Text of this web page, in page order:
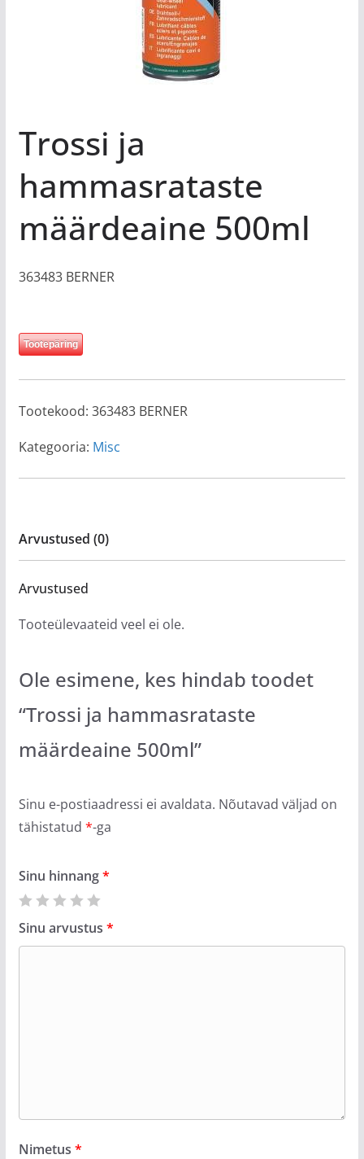
Trossi ja
hammasrataste
määrdeaine 500ml
363483 BERNER
Tootepäring
Tootekood: 363483 BERNER
Kategooria: Misc
Arvustused (0)
Arvustused
Tooteülevaateid veel ei ole.
Ole esimene, kes hindab toodet
“Trossi ja hammasrataste
määrdeaine 500ml”
Sinu e-postiaadressi ei avaldata. Nõutavad väljad on
tähistatud *-ga
Sinu hinnang*
Sinu arvustus *
Nimetus *